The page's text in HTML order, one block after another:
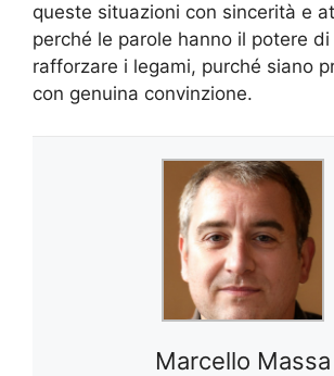
queste situazioni con sincerità e
perché le parole hanno il potere
rafforzare i legami, purché siano
con genuina convinzione.
Marcello Massa